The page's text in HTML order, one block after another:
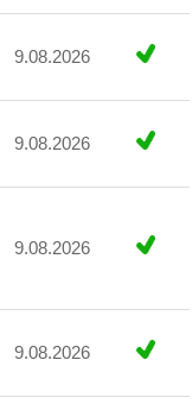
9.08.2026
9.08.2026
9.08.2026
9.08.2026